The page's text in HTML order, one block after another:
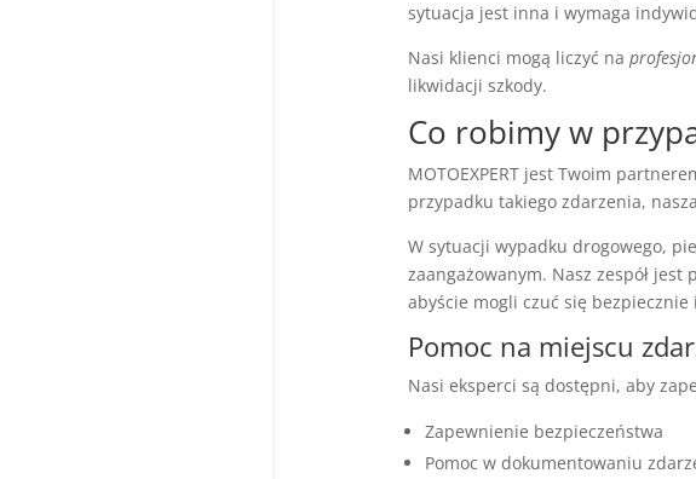
sytuacja jest inna i wymaga
Nasi klienci mogą liczyć na
likwidacji szkody.
Co robimy w
MOTOEXPERT jest Twoim
przypadku takiego zdarzenia,
W sytuacji wypadku drogowego,
zaangażowanym. Nasz zespół
abyście mogli czuć się
Pomoc na miejscu
Nasi eksperci są dostępni, aby
Zapewnienie bezpieczeństwa
Pomoc w dokumentowaniu